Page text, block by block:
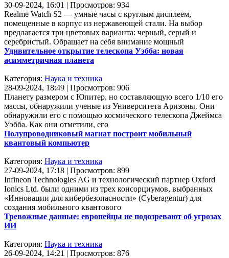
30-09-2024, 16:01 | Просмотров: 934
Realme Watch S2 — умные часы с круглым дисплеем,
помещенные в корпус из нержавеющей стали. На выбор
предлагается три цветовых варианта: черный, серый и
серебристый. Обращает на себя внимание мощный
Удивительное открытие телескопа Уэбба: новая
асимметричная планета
Категория: Наука и техника
28-09-2024, 18:49 | Просмотров: 906
Планету размером с Юпитер, но составляющую всего 1/10 его
массы, обнаружили ученые из Университета Аризоны. Они
обнаружили его с помощью космического телескопа Джеймса
Уэбба. Как они отметили, его
Полупроводниковый магнат построит мобильный
квантовый компьютер
Категория: Наука и техника
27-09-2024, 17:18 | Просмотров: 899
Infineon Technologies AG и технологический партнер Oxford
Ionics Ltd. были одними из трех консорциумов, выбранных
«Инновации для кибербезопасности» (Cyberagentur) для
создания мобильного квантового
Тревожные данные: европейцы не подозревают об угрозах
ИИ
Категория: Наука и техника
26-09-2024, 14:21 | Просмотров: 876